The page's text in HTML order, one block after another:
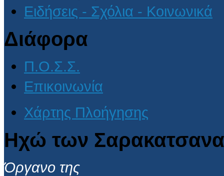
Ειδήσεις - Σχόλια - Κοινωνικά
Διάφορα
Π.Ο.Σ.Σ.
Επικοινωνία
Χάρτης Πλοήγησης
Ηχώ των
Όργανο της